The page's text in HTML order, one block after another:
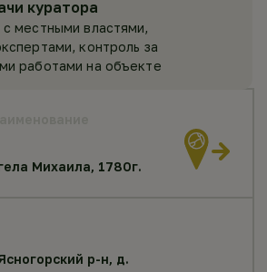
Михаила, 1780г.
р-н, д.
куратора
местными властями,
контроль за
работами на объекте